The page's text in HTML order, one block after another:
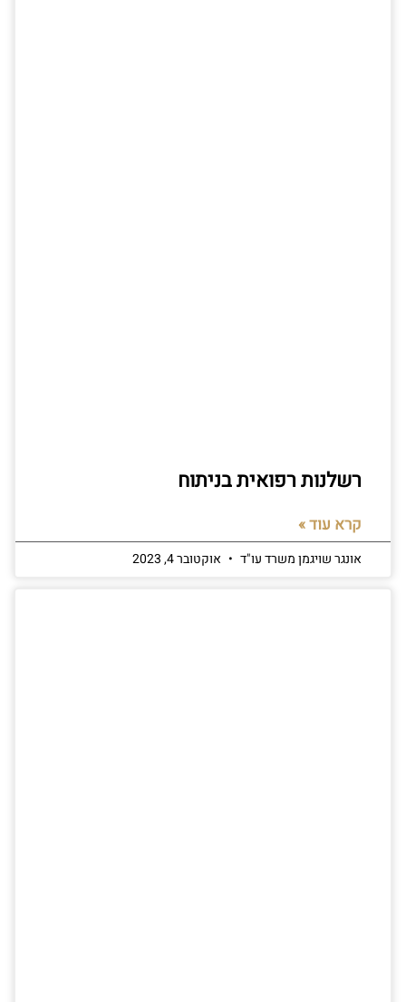
רשלנות רפואית בניתוח
קרא עוד »
אונגר שויגמן משרד עו"ד אוקטובר 4, 2023